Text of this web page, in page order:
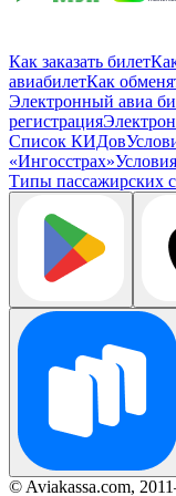
Как заказать билет
авиабилетКак
Электронный авиа
регистрация
Список КИДов
«Ингосстрах»
Типы пассажирских
© Aviakassa.com,